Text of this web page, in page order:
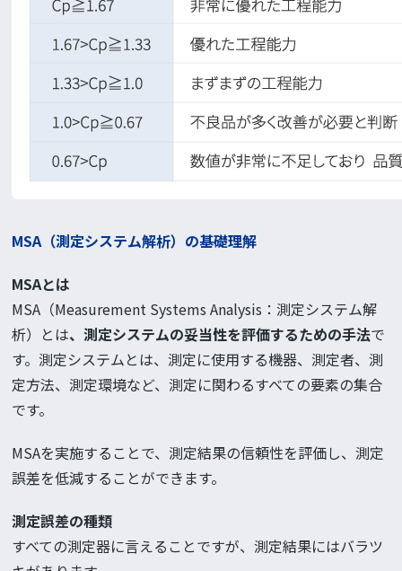
MSA（測定システム解析）の基礎理解
MSAとは
MSA（Measurement Systems Analysis：測定システム解
析）とは、測定システムの妥当性を評価するための手法で
す。測定システムとは、測定に使用する機器、測定者、測
定方法、測定環境など、測定に関わるすべての要素の集合
です。
MSAを実施することで、測定結果の信頼性を評価し、測定
誤差を低減することができます。
測定誤差の種類
すべての測定器に言えることですが、測定結果にはバラツ